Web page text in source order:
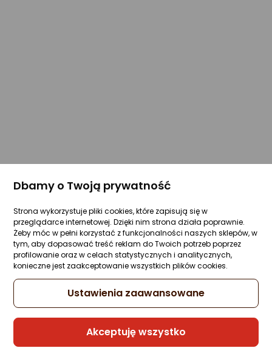
Dbamy o Twoją prywatność
Strona wykorzystuje pliki cookies, które zapisują się w
przeglądarce internetowej. Dzięki nim strona działa poprawnie.
Żeby móc w pełni korzystać z funkcjonalności naszych sklepów, w
tym, aby dopasować treść reklam do Twoich potrzeb poprzez
profilowanie oraz w celach statystycznych i analitycznych,
konieczne jest zaakceptowanie wszystkich plików cookies.
Ustawienia zaawansowane
Akceptuję wszystko